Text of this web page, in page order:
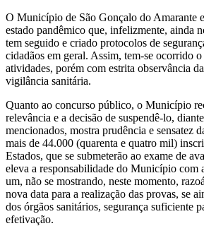
O Município de São Gonçalo do Amarante
estado pandêmico que, infelizmente, ainda
tem seguido e criado protocolos de
cidadãos em geral. Assim, tem-se ocorrido
atividades, porém com estrita observância
vigilância sanitária.
Quanto ao concurso público, o Município
relevância e a decisão de suspendê-lo,
mencionados, mostra prudência e sensatez
mais de 44.000 (quarenta e quatro mil)
Estados, que se submeterão ao exame de
eleva a responsabilidade do Município com
um, não se mostrando, neste momento,
nova data para a realização das provas, se
dos órgãos sanitários, segurança suficiente
efetivação.